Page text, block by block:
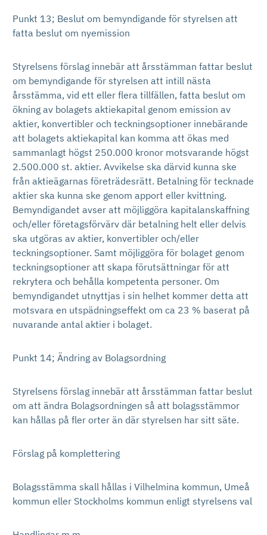
Punkt 13; Beslut om bemyndigande för styrelsen att
fatta beslut om nyemission
Styrelsens förslag innebär att årsstämman fattar beslut
om bemyndigande för styrelsen att intill nästa
årsstämma, vid ett eller flera tillfällen, fatta beslut om
ökning av bolagets aktiekapital genom emission av
aktier, konvertibler och teckningsoptioner innebärande
att bolagets aktiekapital kan komma att ökas med
sammanlagt högst 250.000 kronor motsvarande högst
2.500.000 st. aktier. Avvikelse ska därvid kunna ske
från aktieägarnas företrädesrätt. Betalning för tecknade
aktier ska kunna ske genom apport eller kvittning.
Bemyndigandet avser att möjliggöra kapitalanskaffning
och/eller företagsförvärv där betalning helt eller delvis
ska utgöras av aktier, konvertibler och/eller
teckningsoptioner. Samt möjliggöra för bolaget genom
teckningsoptioner att skapa förut­sättningar för att
rekrytera och behålla kompetenta personer. Om
bemyndigandet utnyttjas i sin helhet kommer detta att
motsvara en utspädningseffekt om ca 23 % baserat på
nuvarande antal aktier i bolaget.
Punkt 14; Ändring av Bolagsordning
Styrelsens förslag innebär att årsstämman fattar beslut
om att ändra Bolagsordningen så att bolagsstämmor
kan hållas på fler orter än där styrelsen har sitt säte.
Förslag på komplettering
Bolagsstämma skall hållas i Vilhelmina kommun, Umeå
kommun eller Stockholms kommun enligt styrelsens val